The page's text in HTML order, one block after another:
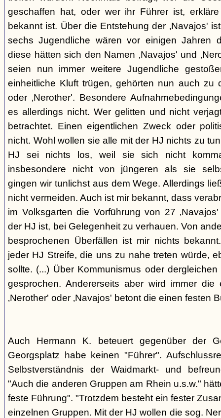
geschaffen hat, oder wer ihr Führer ist,
bekannt ist. Über die Entstehung der ‚Navajos'
sechs Jugendliche wären vor einigen Jahren
diese hätten sich den Namen ‚Navajos' und
seien nun immer weitere Jugendliche
einheitliche Kluft trügen, gehörten nun auch zu
oder ‚Nerother'. Besondere
es allerdings nicht. Wer gelitten und nicht
betrachtet. Einen eigentlichen Zweck oder
nicht. Wohl wollen sie alle mit der HJ nichts zu
HJ sei nichts los, weil sie sich nicht
insbesondere nicht von jüngeren als sie
gingen wir tunlichst aus dem Wege. Allerdings
nicht vermeiden. Auch ist mir bekannt, dass
im Volksgarten die Vorführung von 27
der HJ ist, bei Gelegenheit zu verhauen. Von
besprochenen Überfällen ist mir nichts
jeder HJ Streife, die uns zu nahe treten würde,
sollte. (...) Über Kommunismus oder
gesprochen. Andererseits aber wird immer die
‚Nerother' oder ‚Navajos' betont die einen festen
Auch Hermann K. beteuert gegenüber der
Georgsplatz habe keinen "Führer".
Selbstverständnis der Waidmarkt- und
"Auch die anderen Gruppen am Rhein u.s.w."
feste Führung". "Trotzdem besteht ein fester
einzelnen Gruppen. Mit der HJ wollen die sog.